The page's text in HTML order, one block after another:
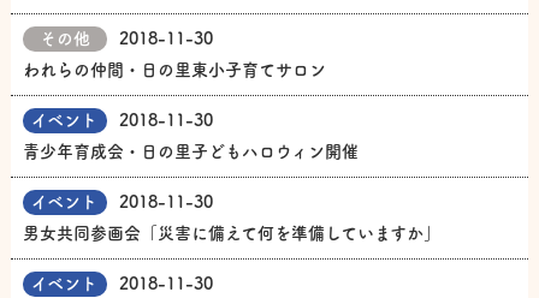
その他
2018-11-30
われらの仲間・日の里東小子育てサロン
イベント
2018-11-30
青少年育成会・日の里子どもハロウィン開催
イベント
2018-11-30
男女共同参画会「災害に備えて何を準備していますか」
イベント
2018-11-30